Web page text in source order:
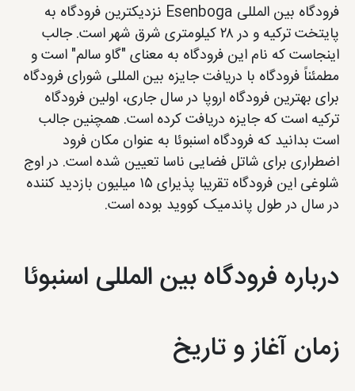
فرودگاه بین المللی Esenboga نزدیکترین فرودگاه به
پایتخت ترکیه و در ۲۸ کیلومتری شرق شهر است. جالب
اینجاست که نام این فرودگاه به معنای "گاو سالم" است و
مطمئناً فرودگاه با دریافت جایزه بین المللی شورای فرودگاه
برای بهترین فرودگاه اروپا در سال جاری، اولین فرودگاه
ترکیه است که جایزه دریافت کرده است. همچنین جالب
است بدانید که فرودگاه اسنبوئا به عنوان مکان فرود
اضطراری برای شاتل فضایی ناسا تعیین شده است. در اوج
شلوغی این فرودگاه تقریبا پذیرای ۱۵ میلیون بازدید کننده
در سال در طول پاندمیک کووید بوده است.
درباره فرودگاه بین المللی اسنبوئا
زمان آغاز و تاریخ